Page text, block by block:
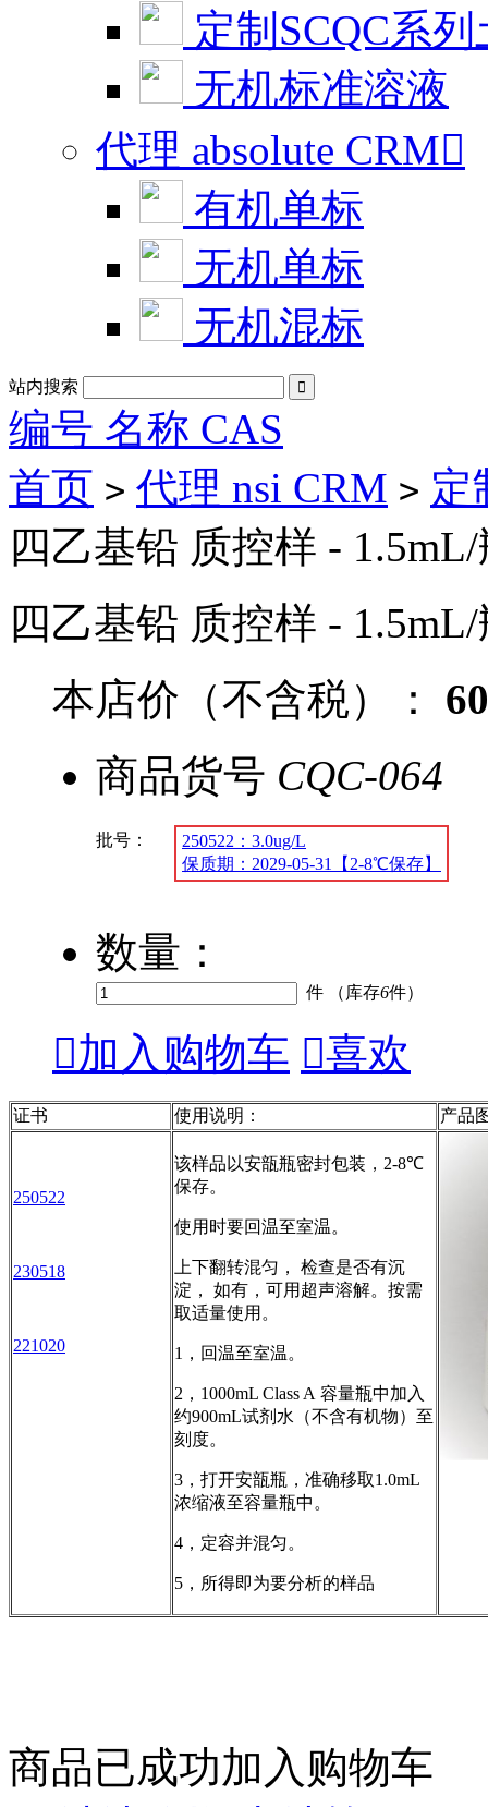
定制SCQC系
无机标准溶液
代理 absolute CRM
有机单标
无机单标
无机混标
站内搜索 
编号 名称 CAS
首页 > 代理 nsi CRM > 定
四乙基铅 质控样 -
四乙基铅 质控样 -
本店价（不含税）：
商品货号 CQC-064
批号：
250522：3.0ug/L
保质期：2029-05-31【2-8℃保存】
数量：
件 （库存6件）
加入购物车 喜欢
证书 使用说明： 产品
250522
230518
221020
该样品以安瓿瓶密封包装， 2-8℃
保存。
使用时要回温至室温。
上下翻转混匀， 检查是否有沉
淀， 如有，可用超声溶解。按需
取适量使用。
1 ，回温至室温。
2 ， 1000mL Class A 容量瓶中加入
约900mL试剂水（不含有机物）至
刻度。
3 ，打开安瓿瓶，准确移取1.0mL
浓缩液至容量瓶中。
4 ，定容并混匀。
5 ，所得即为要分析的样品
商品已成功加入购物车